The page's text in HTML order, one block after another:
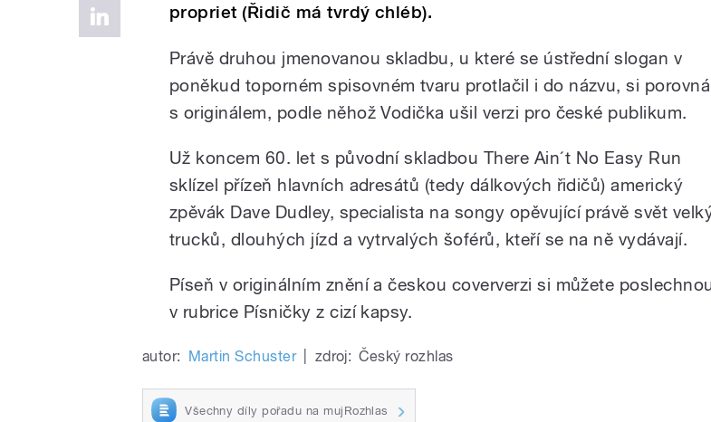
propriet (Řidič má tvrdý chléb).
Právě druhou jmenovanou skladbu, u které se ústřední slogan v
poněkud toporném spisovném tvaru protlačil i do názvu, si
s originálem, podle něhož Vodička ušil verzi pro české publikum.
Už koncem 60. let s původní skladbou There Ain´t No Easy Run
sklízel přízeň hlavních adresátů (tedy dálkových řidičů) americký
zpěvák Dave Dudley, specialista na songy opěvující právě svět
trucků, dlouhých jízd a vytrvalých šoférů, kteří se na ně vydávají.
Píseň v originálním znění a českou coververzi si můžete
v rubrice Písničky z cizí kapsy.
autor: Martin Schuster zdroj: Český rozhlas
Všechny díly pořadu na mujRozhlas